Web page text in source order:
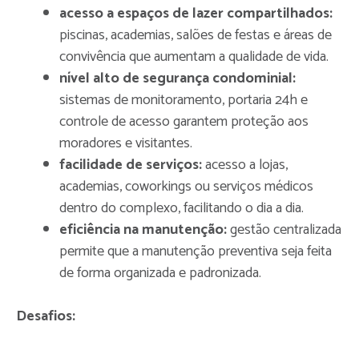
acesso a espaços de lazer compartilhados:
piscinas, academias, salões de festas e áreas de
convivência que aumentam a qualidade de vida.
nível alto de segurança condominial:
sistemas de monitoramento, portaria 24h e
controle de acesso garantem proteção aos
moradores e visitantes.
facilidade de serviços:acesso a lojas,
academias, coworkings ou serviços médicos
dentro do complexo, facilitando o dia a dia.
eficiência na manutenção:gestão centralizada
permite que a manutenção preventiva seja feita
de forma organizada e padronizada.
Desafios: